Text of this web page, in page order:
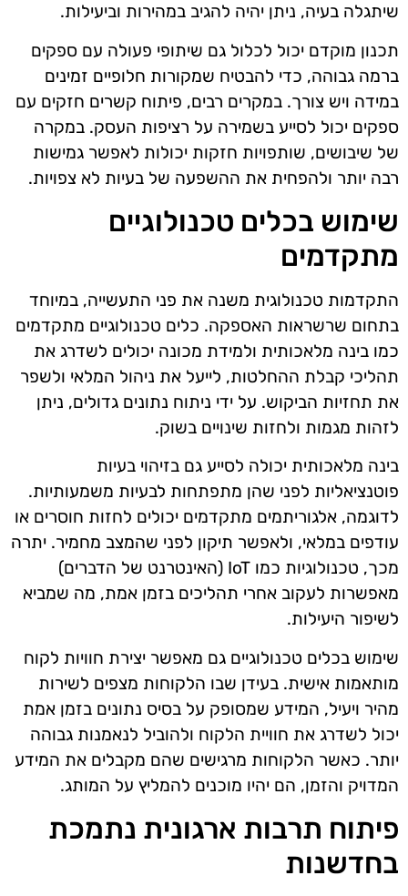
שיתגלה בעיה, ניתן יהיה להגיב במהירות וביעילות.
תכנון מוקדם יכול לכלול גם שיתופי פעולה עם ספקים
ברמה גבוהה, כדי להבטיח שמקורות חלופיים זמינים
במידה ויש צורך. במקרים רבים, פיתוח קשרים חזקים עם
ספקים יכול לסייע בשמירה על רציפות העסק. במקרה
של שיבושים, שותפויות חזקות יכולות לאפשר גמישות
רבה יותר ולהפחית את ההשפעה של בעיות לא צפויות.
שימוש בכלים טכנולוגיים
מתקדמים
התקדמות טכנולוגית משנה את פני התעשייה, במיוחד
בתחום שרשראות האספקה. כלים טכנולוגיים מתקדמים
כמו בינה מלאכותית ולמידת מכונה יכולים לשדרג את
תהליכי קבלת ההחלטות, לייעל את ניהול המלאי ולשפר
את תחזיות הביקוש. על ידי ניתוח נתונים גדולים, ניתן
לזהות מגמות ולחזות שינויים בשוק.
בינה מלאכותית יכולה לסייע גם בזיהוי בעיות
פוטנציאליות לפני שהן מתפתחות לבעיות משמעותיות.
לדוגמה, אלגוריתמים מתקדמים יכולים לחזות חוסרים או
עודפים במלאי, ולאפשר תיקון לפני שהמצב מחמיר. יתרה
מכך, טכנולוגיות כמו IoT (האינטרנט של הדברים)
מאפשרות לעקוב אחרי תהליכים בזמן אמת, מה שמביא
לשיפור היעילות.
שימוש בכלים טכנולוגיים גם מאפשר יצירת חוויות לקוח
מותאמות אישית. בעידן שבו הלקוחות מצפים לשירות
מהיר ויעיל, המידע שמסופק על בסיס נתונים בזמן אמת
יכול לשדרג את חוויית הלקוח ולהוביל לנאמנות גבוהה
יותר. כאשר הלקוחות מרגישים שהם מקבלים את המידע
המדויק והזמן, הם יהיו מוכנים להמליץ על המותג.
פיתוח תרבות ארגונית נתמכת
בחדשנות